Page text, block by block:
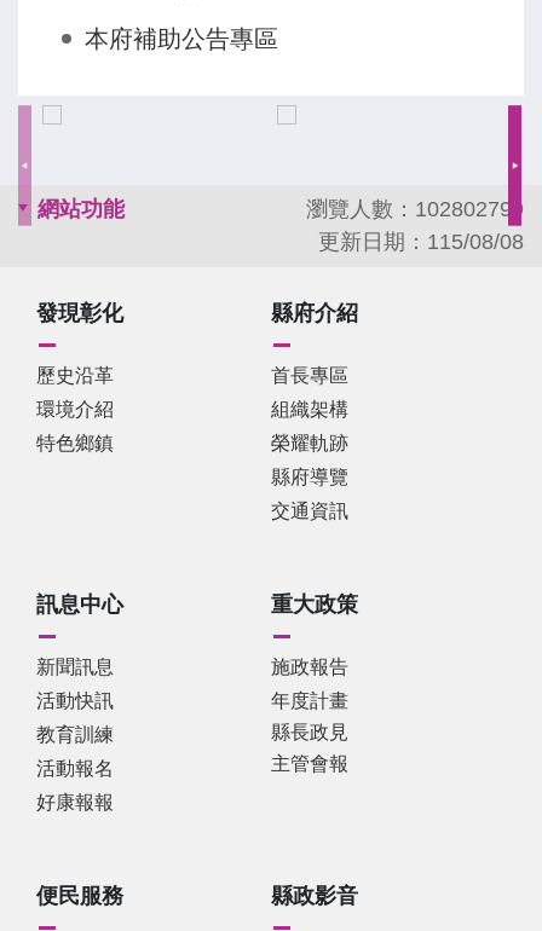
善、新聞處長李俊德、各級民意代表與地方仕
https://www.2026wanggong.org/ 。
本府補助公告專區
網站功能
瀏覽人數：102802799
更新日期：115/08/08
發現彰化
歷史沿革
環境介紹
特色鄉鎮
縣府介紹
首長專區
組織架構
榮耀軌跡
縣府導覽
交通資訊
訊息中心
新聞訊息
活動快訊
教育訓練
活動報名
好康報報
重大政策
施政報告
年度計畫
縣長政見
主管會報
便民服務 縣政影音